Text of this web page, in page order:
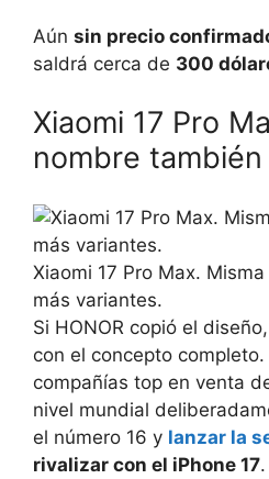
Aún sin precio
saldrá cerca de 300
Xiaomi 17 Pro
nombre
Xiaomi 17 Pro Max.
más variantes.
Si HONOR copió el
con el concepto
compañías top en venta
nivel mundial
el número 16 y lanzar la
rivalizar con el iPhone 17